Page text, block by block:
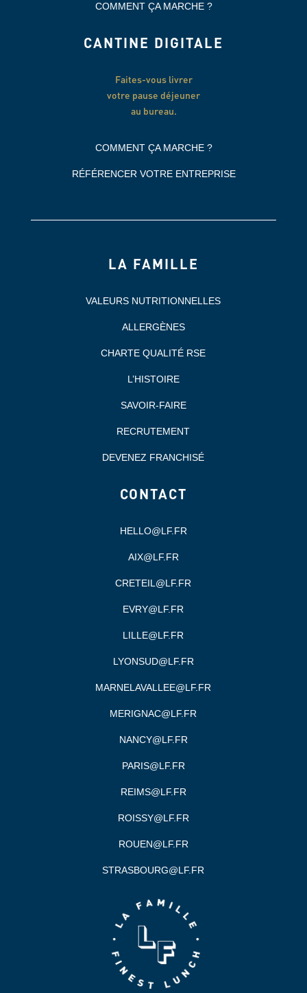
COMMENT ÇA MARCHE ?
CANTINE DIGITALE
Faites-vous livrer
votre pause déjeuner
au bureau.
COMMENT ÇA MARCHE ?
RÉFÉRENCER VOTRE ENTREPRISE
LA FAMILLE
VALEURS NUTRITIONNELLES
ALLERGÈNES
CHARTE QUALITÉ RSE
L’HISTOIRE
SAVOIR-FAIRE
RECRUTEMENT
DEVENEZ FRANCHISÉ
CONTACT
HELLO@LF.FR
AIX@LF.FR
CRETEIL@LF.FR
EVRY@LF.FR
LILLE@LF.FR
LYONSUD@LF.FR
MARNELAVALLEE@LF.FR
MERIGNAC@LF.FR
NANCY@LF.FR
PARIS@LF.FR
REIMS@LF.FR
ROISSY@LF.FR
ROUEN@LF.FR
STRASBOURG@LF.FR